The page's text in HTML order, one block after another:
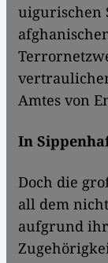
uigurischen
Amtes von
In
Doch die
all dem
aufgrund